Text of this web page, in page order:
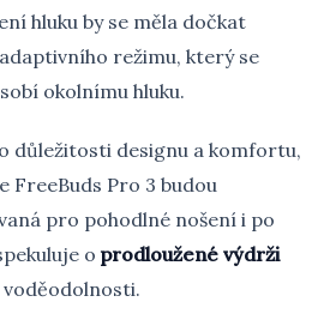
hluku by se měla dočkat
režimu, který se
okolnímu hluku.
důležitosti designu a komfortu,
FreeBuds Pro 3 budou
pro pohodlné nošení i po
o prodloužené výdrži
voděodolnosti.